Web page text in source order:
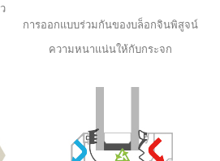
การออกแบบร่วมกันของบล็อกจินพิสูจน์
ความหนาแน่นให้กับกระจก